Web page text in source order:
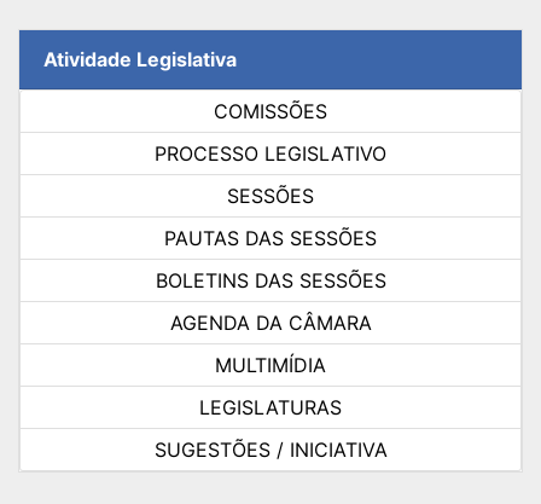
Atividade Legislativa
COMISSÕES
PROCESSO LEGISLATIVO
SESSÕES
PAUTAS DAS SESSÕES
BOLETINS DAS SESSÕES
AGENDA DA CÂMARA
MULTIMÍDIA
LEGISLATURAS
SUGESTÕES / INICIATIVA